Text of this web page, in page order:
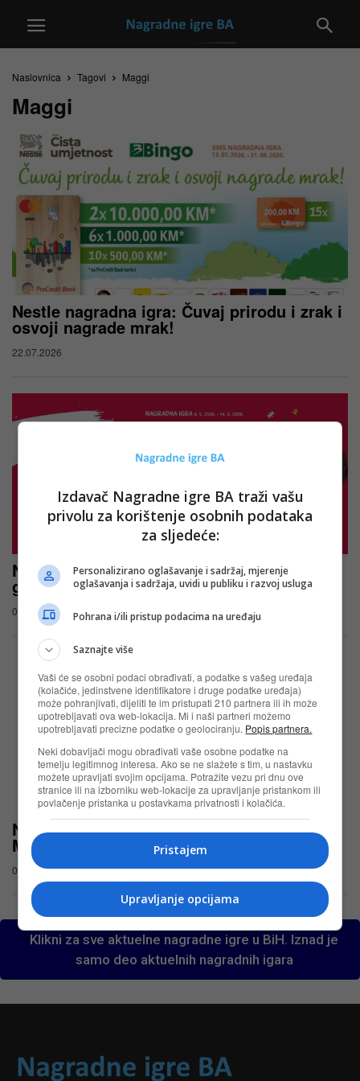
Naslovnica Tagovi Maggi
Maggi
Nestle nagradna igra: Čuvaj prirodu i zrak i
osvoji nagrade mrak!
22.07.2026
Nestle nagradna igra 2026: Nagrade za 20.
godina Nestle BiH
03.05.2026
Nestle nagradna igra BiH u Konzumu i
Mercatoru
03.11.2025
Klikni za sve aktuelne nagradne igre u BiH. Iznad je
samo deo aktuelnih nagradnih igara
Izdavač Nagradne igre BA traži vašu
privolu za korištenje osobnih podataka
za sljedeće:
Personalizirano oglašavanje i sadržaj, mjerenje
oglašavanja i sadržaja, uvidi u publiku i razvoj usluga
Pohrana i/ili pristup podacima na uređaju
Saznajte više
Vaši će se osobni podaci obrađivati, a podatke s vašeg uređaja
(kolačiće, jedinstvene identifikatore i druge podatke uređaja)
može pohranjivati, dijeliti te im pristupati 210 partnera ili ih može
upotrebljavati ova web-lokacija. Mi i naši partneri možemo
upotrebljavati precizne podatke o geolociranju. Popis partnera.
Neki dobavljači mogu obrađivati vaše osobne podatke na
temelju legitimnog interesa. Ako se ne slažete s tim, u nastavku
možete upravljati svojim opcijama. Potražite vezu pri dnu ove
stranice ili na izborniku web-lokacije za upravljanje pristankom ili
povlačenje pristanka u postavkama privatnosti i kolačića.
Pristajem
Upravljanje opcijama